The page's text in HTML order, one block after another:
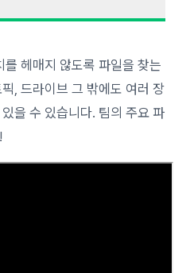
헤매지 않도록 파일을 찾는
, 드라이브 그 밖에도 여러 장
을 수 있습니다. 팀의 주요 파